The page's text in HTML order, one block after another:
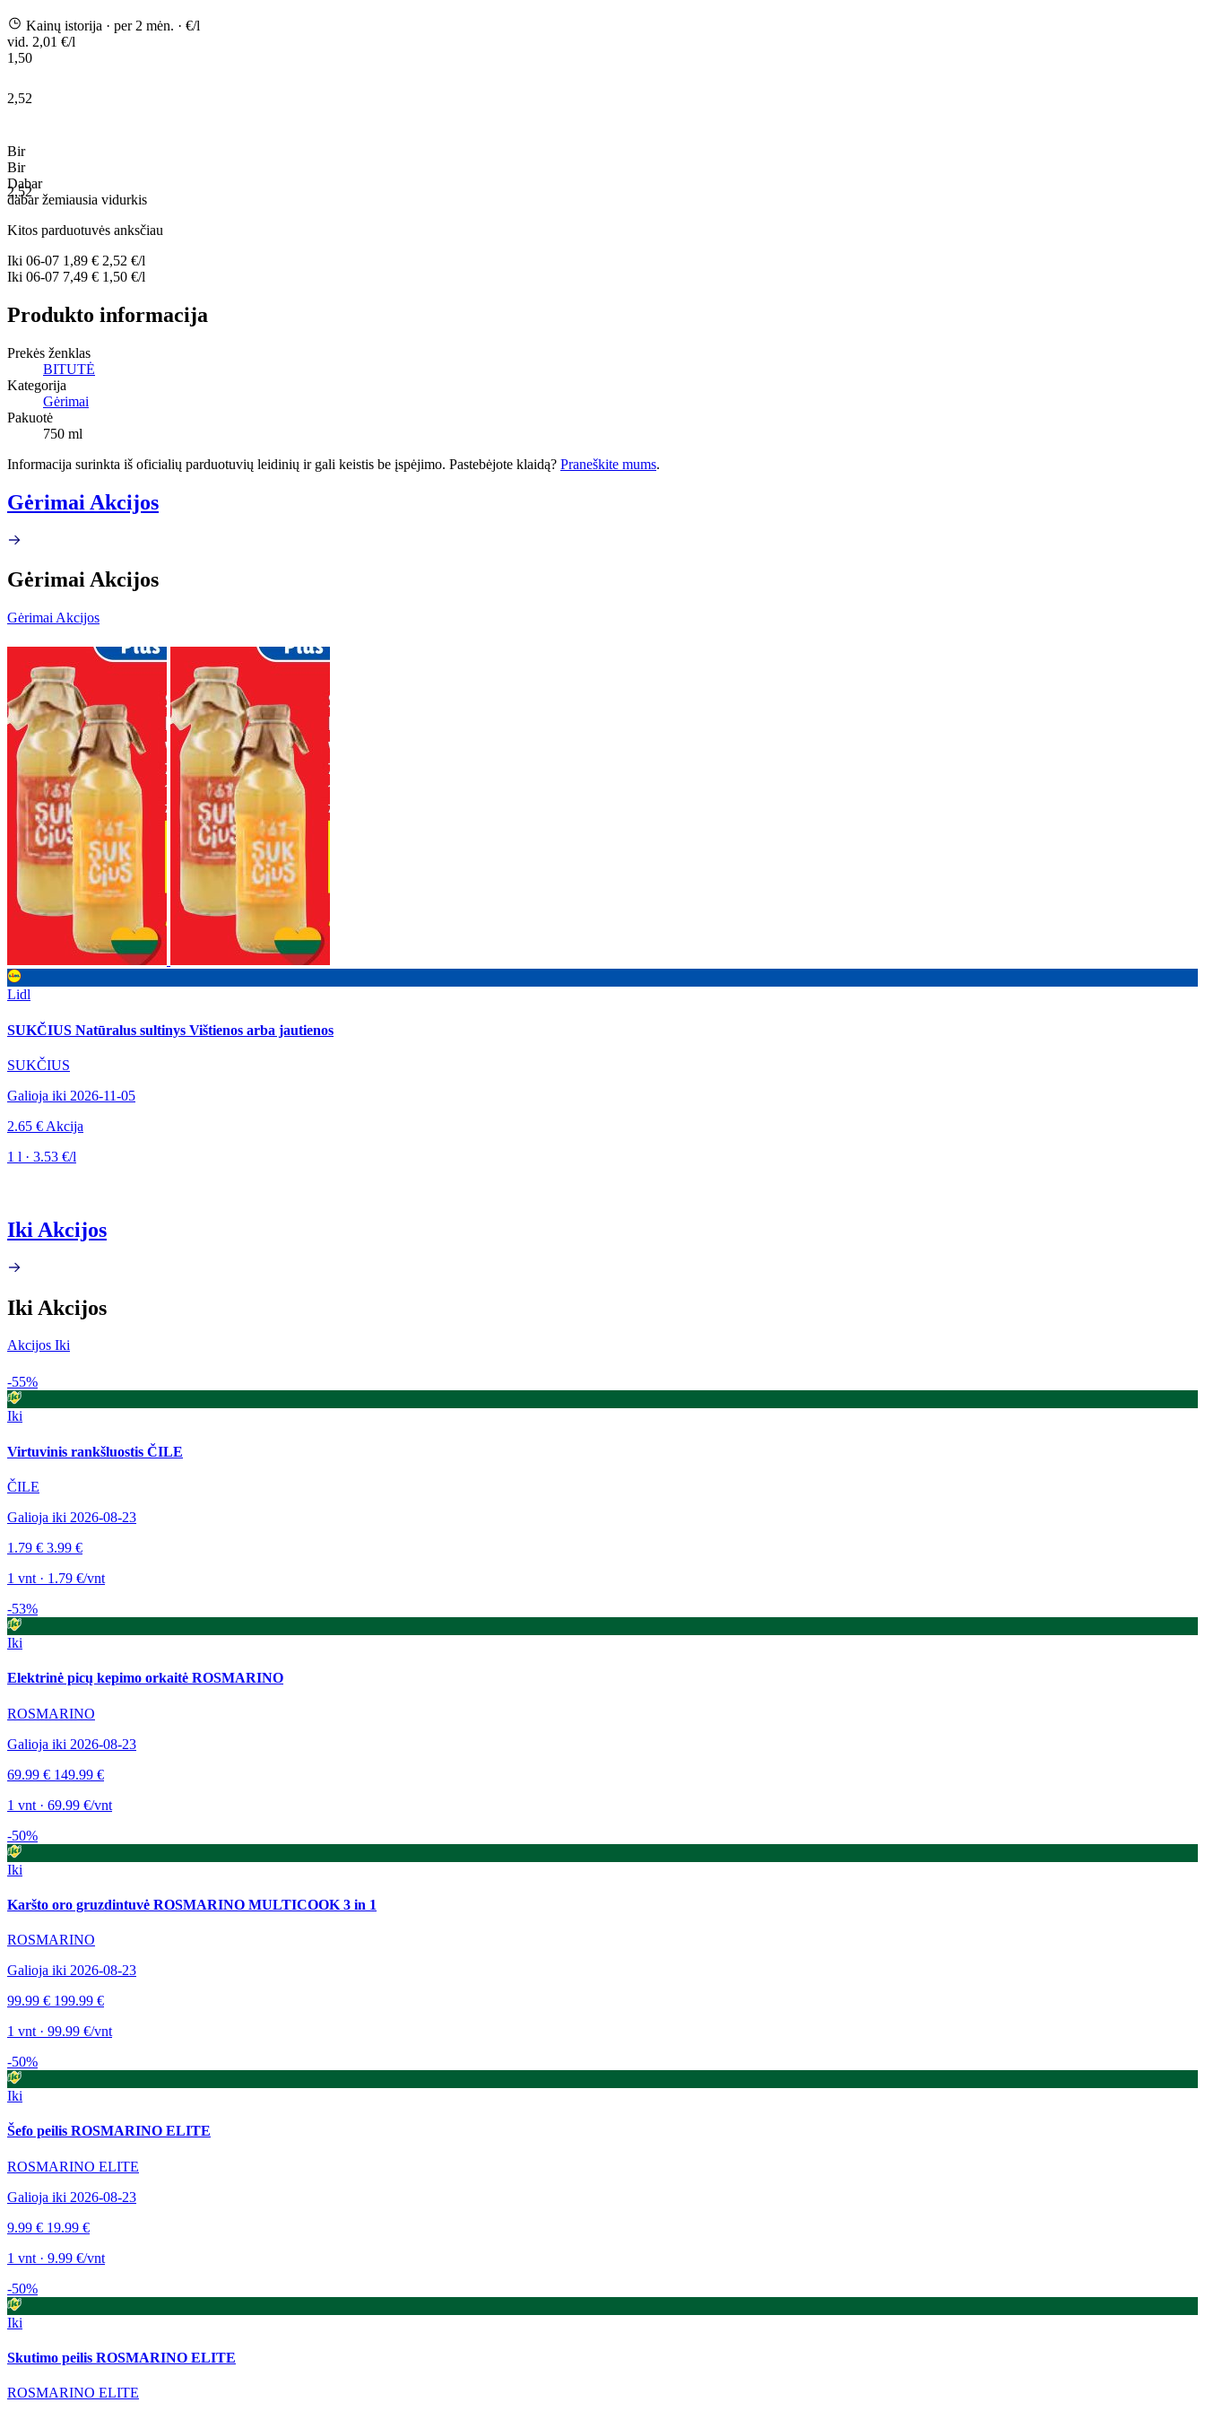
Kainų istorija · per 2 mėn. · €/l
vid. 2,01 €/l
1,50
2,52
2,52
Bir
Bir
Dabar
dabaržemiausia vidurkis
Kitos parduotuvės anksčiau
Iki 06-07 1,89 € 2,52 €/l
Iki 06-07 7,49 € 1,50 €/l
Produkto informacija
Prekės ženklas
BITUTĖ
Kategorija
Gėrimai
Pakuotė
750 ml
Informacija surinkta iš oficialių parduotuvių leidinių ir gali keistis be įspėjimo. Pastebėjote klaidą? Praneškite mums.
Gėrimai Akcijos
Gėrimai Akcijos
Gėrimai Akcijos
Lidl
SUKČIUS Natūralus sultinys Vištienos arba jautienos
SUKČIUS
Galioja iki 2026-11-05
2.65 € Akcija
1 l · 3.53 €/l
Iki Akcijos
Iki Akcijos
Akcijos Iki
-55%
Iki
Virtuvinis rankšluostis ČILE
ČILE
Galioja iki 2026-08-23
1.79 € 3.99 €
1 vnt · 1.79 €/vnt
-53%
Iki
Elektrinė picų kepimo orkaitė ROSMARINO
ROSMARINO
Galioja iki 2026-08-23
69.99 € 149.99 €
1 vnt · 69.99 €/vnt
-50%
Iki
Karšto oro gruzdintuvė ROSMARINO MULTICOOK 3 in 1
ROSMARINO
Galioja iki 2026-08-23
99.99 € 199.99 €
1 vnt · 99.99 €/vnt
-50%
Iki
Šefo peilis ROSMARINO ELITE
ROSMARINO ELITE
Galioja iki 2026-08-23
9.99 € 19.99 €
1 vnt · 9.99 €/vnt
-50%
Iki
Skutimo peilis ROSMARINO ELITE
ROSMARINO ELITE